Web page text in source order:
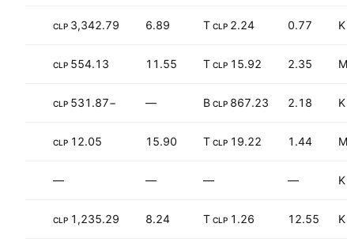
0.77
2.24 T
CLP
6.89
3,342.79
CLP
2.35
15.92 T
CLP
11.55
554.13
CLP
2.18
867.23 B
CLP
—
−531.87
CLP
1.44
19.22 T
CLP
15.90
12.05
CLP
—
—
—
—
12.55
1.26 T
CLP
8.24
1,235.29
CLP